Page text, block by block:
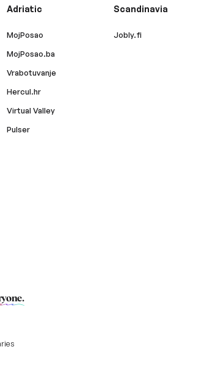
Adriatic
MojPosao
MojPosao.ba
Vrabotuvanje
Hercul.hr
Virtual Valley
Pulser
Scandinavia
Jobly.fi
.